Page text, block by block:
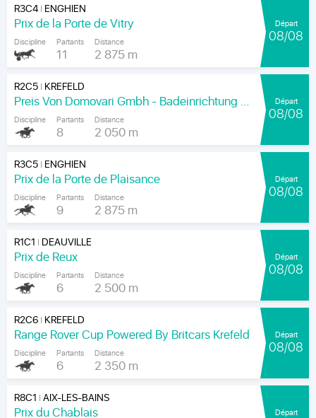
R3C4| ENGHIEN
Prix de la Porte de Vitry
Discipline Partants
11
Distance
2 875 m
Départ
08/08
R2C5| KREFELD
Preis Von Domovari Gmbh - Badeinrichtung Auf Mass
Discipline Partants
8
Distance
2 050 m
Départ
08/08
R3C5| ENGHIEN
Prix de la Porte de Plaisance
Discipline Partants
9
Distance
2 875 m
Départ
08/08
R1C1 | DEAUVILLE
Prix de Reux
Discipline Partants
6
Distance
2 500 m
Départ
08/08
R2C6| KREFELD
Range Rover Cup Powered By Britcars Krefeld
Discipline Partants
6
Distance
2 350 m
Départ
08/08
R8C1 |AIX-LES-BAINS
Prix du Chablais Départ